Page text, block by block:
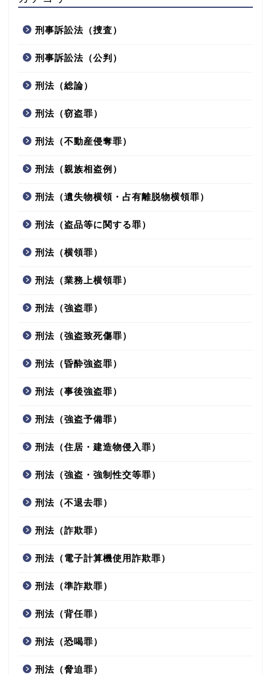
刑事訴訟法（捜査）
刑事訴訟法（公判）
刑法（総論）
刑法（窃盗罪）
刑法（不動産侵奪罪）
刑法（親族相盗例）
刑法（遺失物横領・占有離脱物横領罪）
刑法（盗品等に関する罪）
刑法（横領罪）
刑法（業務上横領罪）
刑法（強盗罪）
刑法（強盗致死傷罪）
刑法（昏酔強盗罪）
刑法（事後強盗罪）
刑法（強盗予備罪）
刑法（住居・建造物侵入罪）
刑法（強盗・強制性交等罪）
刑法（不退去罪）
刑法（詐欺罪）
刑法（電子計算機使用詐欺罪）
刑法（準詐欺罪）
刑法（背任罪）
刑法（恐喝罪）
刑法（脅迫罪）